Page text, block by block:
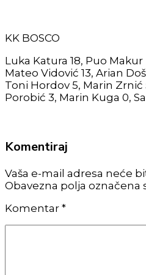
KK BOSCO
Luka Katura 18, Puo
Mateo Vidović 13, Arian
Toni Hordov 5, Marin Zrnić
Porobić 3, Marin Kuga 0,
Komentiraj
Vaša e-mail adresa neće
Obavezna polja označena
Komentar *